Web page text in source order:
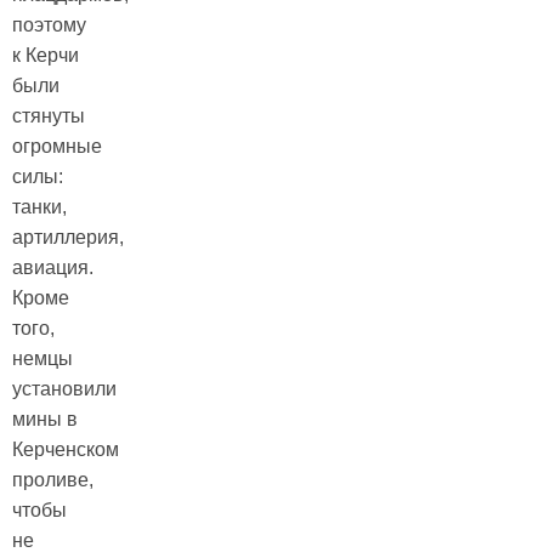
поэтому
к Керчи
были
стянуты
огромные
силы:
танки,
артиллерия,
авиация.
Кроме
того,
немцы
установили
мины в
Керченском
проливе,
чтобы
не